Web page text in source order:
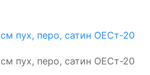
пух, перо, сатин ОЕСт-20
пух, перо, сатин ОЕСт-20